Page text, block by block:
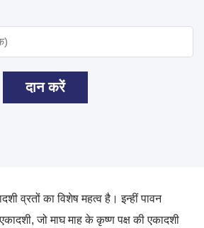
दान करें
व्रतों का विशेष महत्व है। इन्हीं पावन
जो माघ माह के कृष्ण पक्ष की एकादशी